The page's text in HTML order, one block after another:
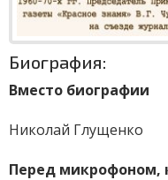
Биография:
Вместо биографии
Николай Глущенко
Перед микрофоном,